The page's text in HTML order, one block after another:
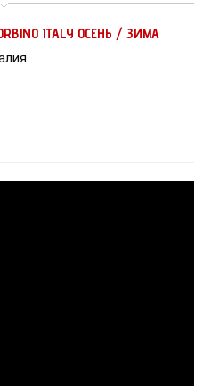
ITALY ОСЕНЬ / ЗИМА